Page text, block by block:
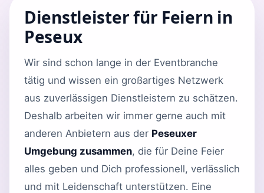
Dienstleister für Feiern in
Peseux
Wir sind schon lange in der Eventbranche
tätig und wissen ein großartiges Netzwerk
aus zuverlässigen Dienstleistern zu schätzen.
Deshalb arbeiten wir immer gerne auch mit
anderen Anbietern aus der Peseuxer
Umgebung zusammen, die für Deine Feier
alles geben und Dich professionell, verlässlich
und mit Leidenschaft unterstützen. Eine